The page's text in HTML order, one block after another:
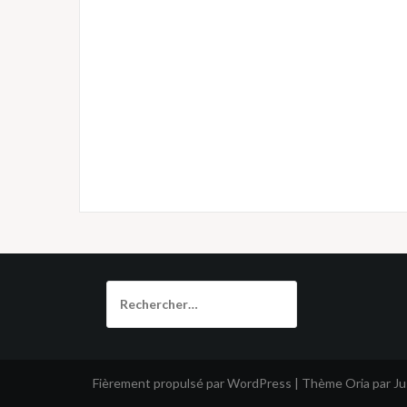
Fièrement propulsé par WordPress | Thème Oria par